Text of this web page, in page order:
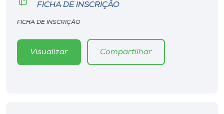
Store
Selecione
o idioma
FICHA DE INSCRIÇÃO
FICHA DE INSCRIÇÃO
Visualizar Compartilhar